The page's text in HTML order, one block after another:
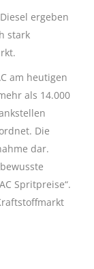
ergeben
stark
am heutigen
als 14.000
Die
dar.
Spritpreise“.